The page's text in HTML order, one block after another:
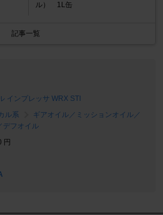
ル） 1L缶
記事一覧
インプレッサ WRX STI
ル系
ギアオイル／ミッションオイル／
デフオイル
円